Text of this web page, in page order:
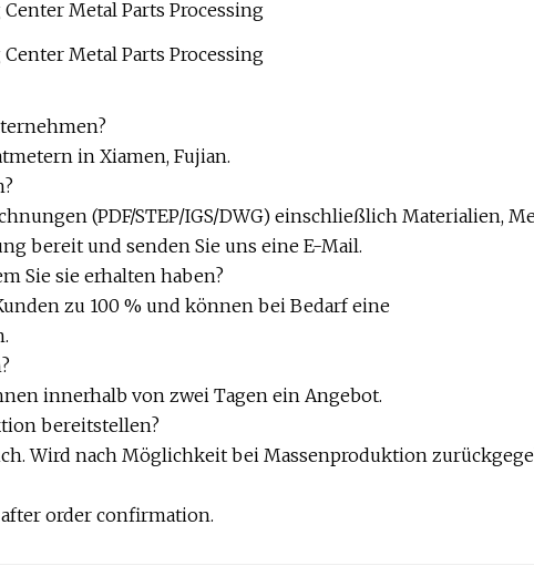
in Xiamen, Fujian.
(PDF/STEP/IGS/DWG) einschließlich Materialien,
bereit und senden Sie uns eine E-Mail.
Sie sie erhalten haben?
zu 100 % und können bei Bedarf eine
innerhalb von zwei Tagen ein Angebot.
bereitstellen?
Wird nach Möglichkeit bei Massenproduktion
after order confirmation.